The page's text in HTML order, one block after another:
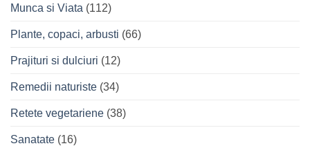
Munca si Viata (112)
Plante, copaci, arbusti (66)
Prajituri si dulciuri (12)
Remedii naturiste (34)
Retete vegetariene (38)
Sanatate (16)